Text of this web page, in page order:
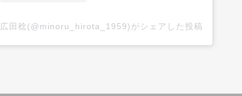
広田稔(@minoru_hirota_1959)がシェアした投稿